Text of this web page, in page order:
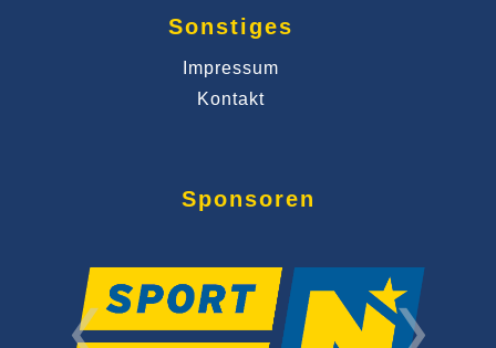
Sonstiges
Impressum
Kontakt
Sponsoren